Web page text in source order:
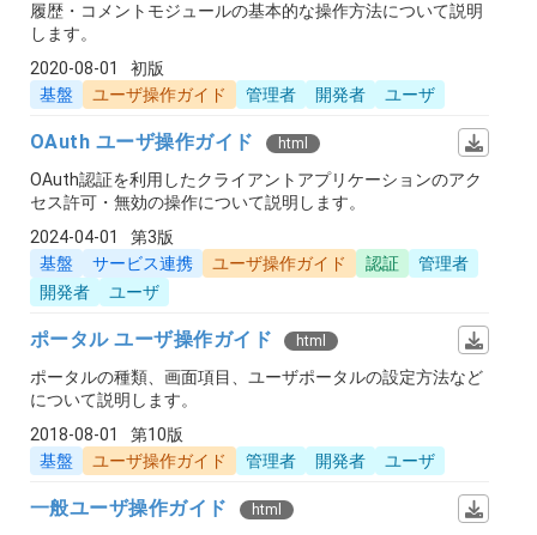
履歴・コメントモジュールの基本的な操作方法について説明
します。
2020-08-01
初版
基盤
ユーザ操作ガイド 管理者 開発者 ユーザ
OAuth ユーザ操作ガイド html
OAuth認証を利用したクライアントアプリケーションのアク
セス許可・無効の操作について説明します。
2024-04-01
第3版
基盤
サービス連携 ユーザ操作ガイド 認証
管理者
開発者
ユーザ
ポータル ユーザ操作ガイド html
ポータルの種類、画面項目、ユーザポータルの設定方法など
について説明します。
2018-08-01
第10版
基盤
ユーザ操作ガイド 管理者 開発者 ユーザ
一般ユーザ操作ガイド html